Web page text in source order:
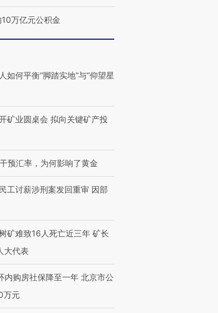
【商旅对话】华住集团
10万亿元公积金
如何平衡“脚踏实地”与“仰望星
矿业圆桌会 拟向关键矿产投
预汇率，为何影响了黄金
工讨薪涉刑案发回重审 因部
矿难致16人死亡近三年 矿长
大代表
内购房社保降至一年 北京市公
万元